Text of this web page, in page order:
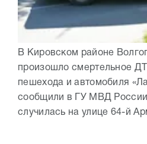
В Кировском районе
произошло смертельное
пешехода и автомобиля
сообщили в ГУ МВД России
случилась на улице 64-й